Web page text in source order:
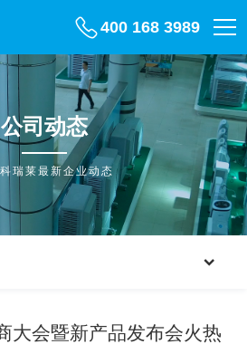
400 168 3989
公司动态
瑞莱最新企业动态
大会暨新产品发布会火热